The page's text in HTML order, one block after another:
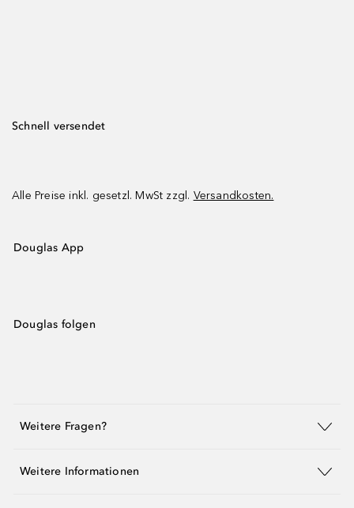
Schnell versendet
Alle Preise inkl. gesetzl. MwSt zzgl. Versandkosten.
Douglas App
Douglas folgen
Weitere Fragen?
Weitere Informationen